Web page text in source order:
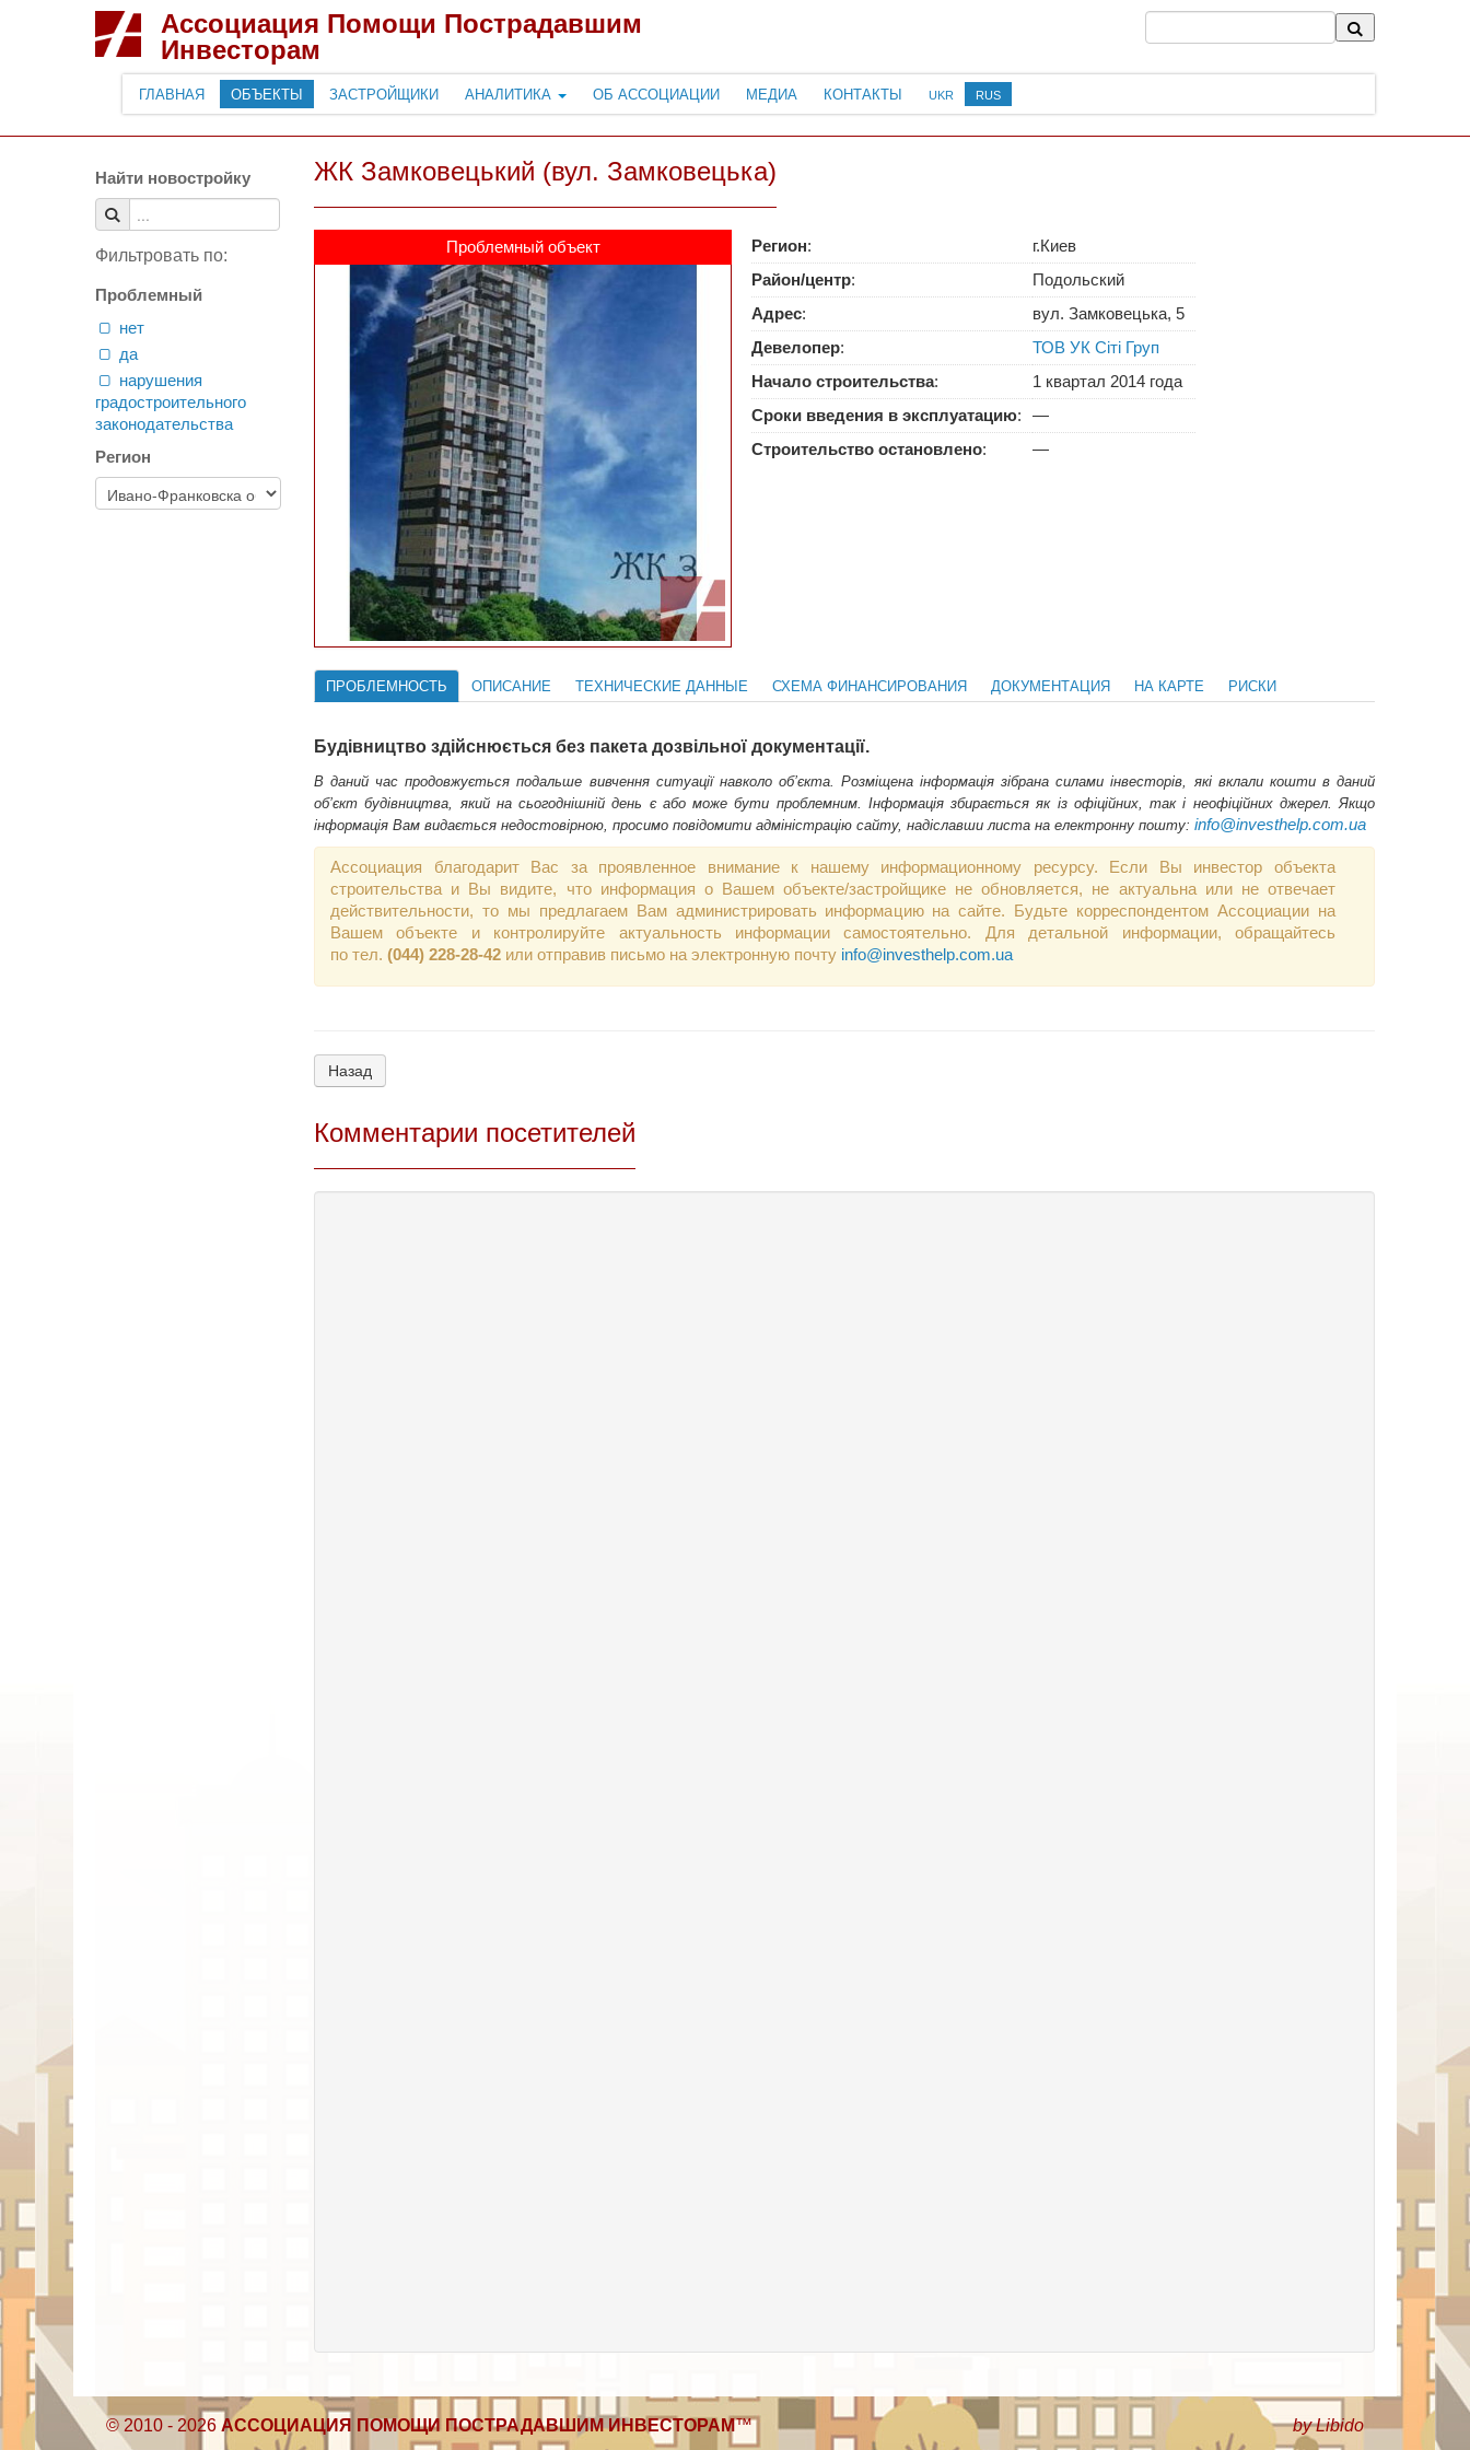
Ассоциация Помощи Пострадавшим
Инвесторам
ГЛАВНАЯ ОБЪЕКТЫ ЗАСТРОЙЩИКИ АНАЛИТИКА ОБ АССОЦИАЦИИ МЕДИА КОНТАКТЫ UKR RUS
Найти новостройку
Фильтровать по:
Проблемный
нет
да
нарушения
градостроительного
законодательства
Регион
ЖК Замковецький (вул. Замковецька)
Проблемный объект Регион:
г.Киев
Район/центр:
Подольский
Адрес:
вул. Замковецька, 5
Девелопер:
ТОВ УК Сіті Груп
Начало строительства:
1 квартал 2014 года
Сроки введения в эксплуатацию:
—
Строительство остановлено: —
ПРОБЛЕМНОСТЬ ОПИСАНИЕ ТЕХНИЧЕСКИЕ ДАННЫЕ СХЕМА ФИНАНСИРОВАНИЯ ДОКУМЕНТАЦИЯ НА КАРТЕ РИСКИ
Будівництво здійснюється без пакета дозвільної документації.
В даний час продовжується подальше вивчення ситуації навколо об’єкта. Розміщена інформація зібрана силами інвесторів, які вклали кошти в даний
об’єкт будівництва, який на сьогоднішній день є або може бути проблемним. Інформація збирається як із офіційних, так і неофіційних джерел. Якщо
інформація Вам видається недостовірною, просимо повідомити адміністрацію сайту, надіславши листа на електронну пошту: info@investhelp.com.ua
Ассоциация благодарит Вас за проявленное внимание к нашему информационному ресурсу. Если Вы инвестор объекта
строительства и Вы видите, что информация о Вашем объекте/застройщике не обновляется, не актуальна или не отвечает
действительности, то мы предлагаем Вам администрировать информацию на сайте. Будьте корреспондентом Ассоциации на
Вашем объекте и контролируйте актуальность информации самостоятельно. Для детальной информации, обращайтесь
по тел. (044) 228-28-42 или отправив письмо на электронную почту info@investhelp.com.ua
Назад
Комментарии посетителей
© 2010 - 2026 АССОЦИАЦИЯ ПОМОЩИ ПОСТРАДАВШИМ ИНВЕСТОРАМ™ by Libido